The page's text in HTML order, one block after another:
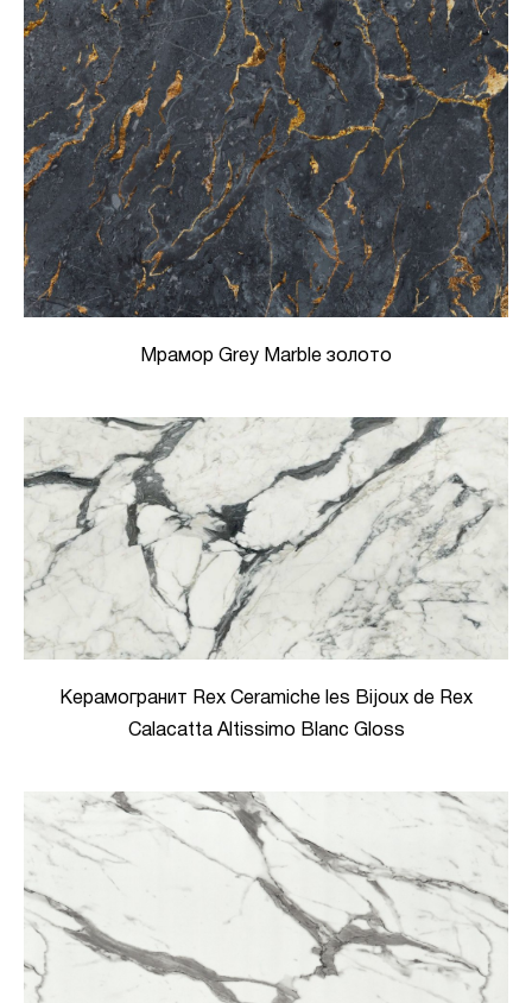
Мрамор Grey Marble золото
Керамогранит Rex Ceramiche les Bijoux de Rex
Calacatta Altissimo Blanc Gloss